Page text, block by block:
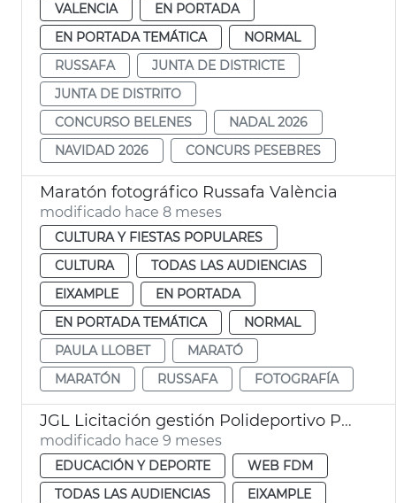
VALENCIA
EN PORTADA
EN PORTADA TEMÁTICA
NORMAL
RUSSAFA
JUNTA DE DISTRICTE
JUNTA DE DISTRITO
CONCURSO BELENES
NADAL 2026
NAVIDAD 2026
CONCURS PESEBRES
Maratón fotográfico Russafa València
modificado hace 8 meses
CULTURA Y FIESTAS POPULARES
CULTURA
TODAS LAS AUDIENCIAS
EIXAMPLE
EN PORTADA
EN PORTADA TEMÁTICA
NORMAL
PAULA LLOBET
MARATÓ
MARATÓN
RUSSAFA FOTOGRAFÍA
JGL Licitación gestión Polideportivo Parc Central
modificado hace 9 meses
EDUCACIÓN Y DEPORTE
WEB FDM
TODAS LAS AUDIENCIAS
EIXAMPLE